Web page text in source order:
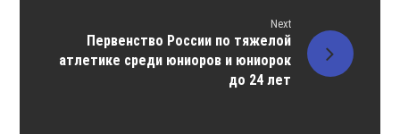
Next
Первенство России по тяжелой
атлетике среди юниоров и юниорок
до 24 лет